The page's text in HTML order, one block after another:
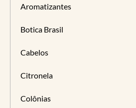
Aromatizantes
Botica Brasil
Cabelos
Citronela
Colônias